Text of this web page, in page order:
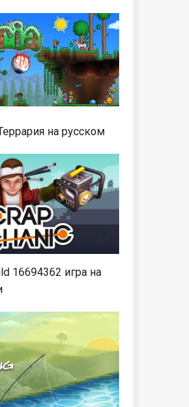
на русском
16694362 игра на